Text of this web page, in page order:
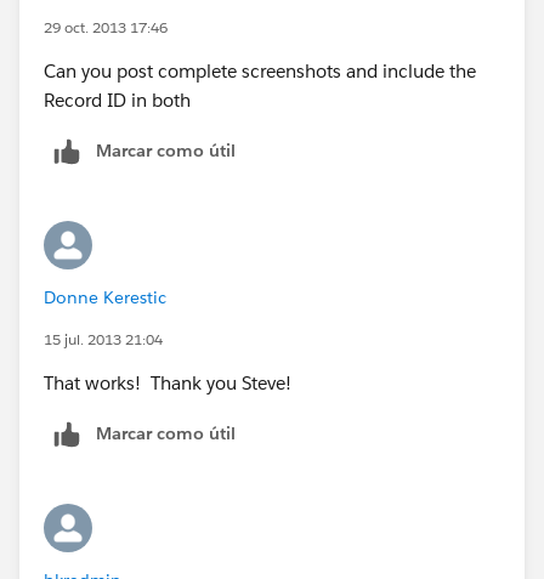
4, "5. Thursday",
5, "6. Friday",
6, "7. Saturday", "Error")
29 oct. 2013 17:46
Can you post complete screenshots and include the
Record ID in both
Marcar como útil
Donne Kerestic
15 jul. 2013 21:04
That works! Thank you Steve!
Marcar como útil